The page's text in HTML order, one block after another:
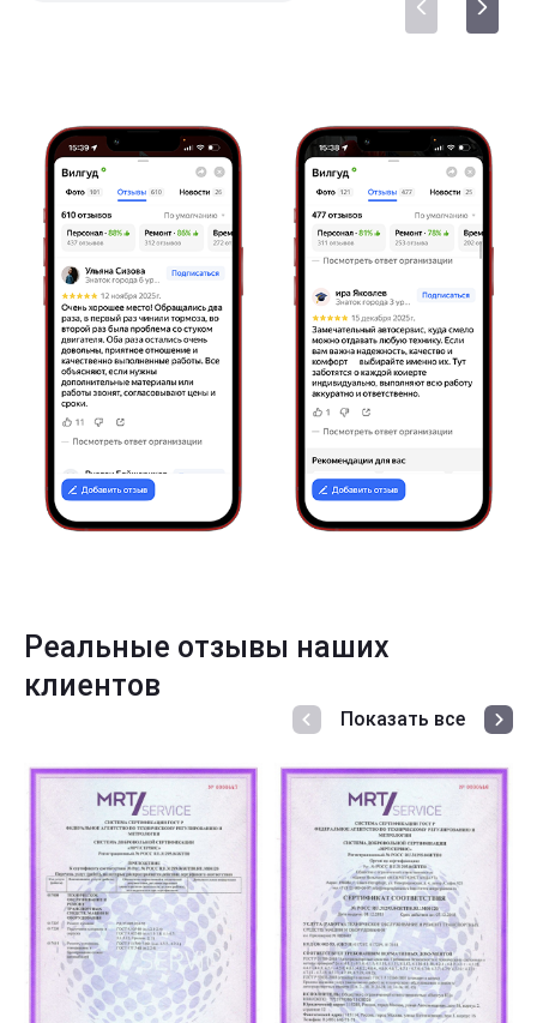
Реальные отзывы наших
клиентов
Показать все